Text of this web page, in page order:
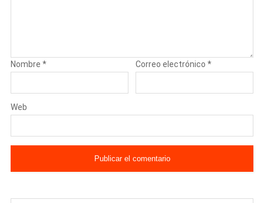
Nombre * Correo electrónico*
Web